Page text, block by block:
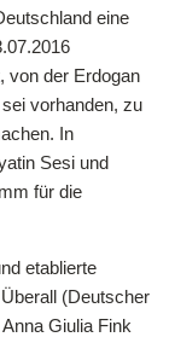
eine
von der Erdogan
vorhanden, zu
In
Sesi und
für die
etablierte
(Deutscher
Giulia Fink